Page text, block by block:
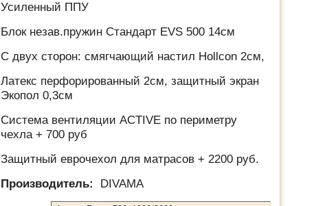
Усиленный ППУ
Блок незав.пружин Стандарт EVS 500 14см
С двух сторон: смягчающий настил Hollcon 2см,
Латекс перфорированный 2см, защитный экран
Экопол 0,3см
Система вентиляции ACTIVE по периметру
чехла + 700 руб
Защитный еврочехол для матрасов + 2200 руб.
Производитель:
DIVAMA